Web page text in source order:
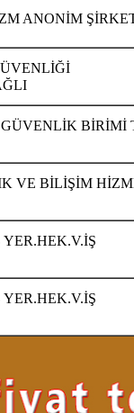
ANONİM
BİRİMİ
VE BİLİŞİM